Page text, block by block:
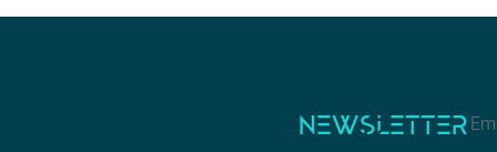
NEWSLETTER